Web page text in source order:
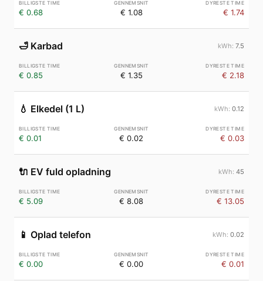
€ 0.68 € 1.08 € 1.74
🛁 Karbad 7.5
€ 0.85 € 1.35 € 2.18
💧 Elkedel (1 L) 0.12
€ 0.01 € 0.02 € 0.03
🔌 EV fuld opladning 45
€ 5.09 € 8.08 € 13.05
📱 Oplad telefon 0.02
€ 0.00 € 0.00 € 0.01